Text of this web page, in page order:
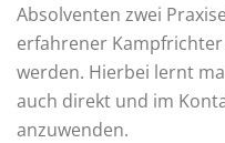
Absolventen zwei
erfahrener
werden. Hierbei lernt
auch direkt und im
anzuwenden.